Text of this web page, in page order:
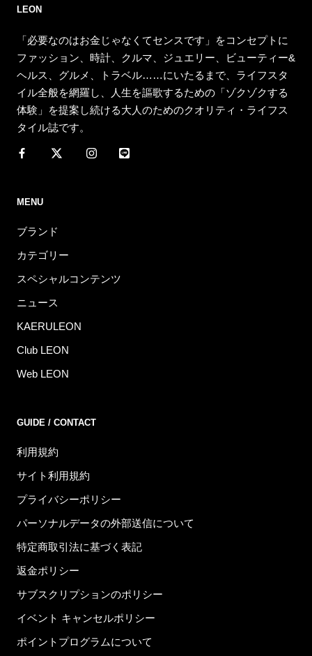
LEON
「必要なのはお金じゃなくてセンスです」をコンセプトに
ファッション、時計、クルマ、ジュエリー、ビューティー&
ヘルス、グルメ、トラベル……にいたるまで、ライフスタ
イル全般を網羅し、人生を謳歌するための「ゾクゾクする
体験」を提案し続ける大人のためのクオリティ・ライフス
タイル誌です。
MENU
ブランド
カテゴリー
スペシャルコンテンツ
ニュース
KAERULEON
Club LEON
Web LEON
GUIDE / CONTACT
利用規約
サイト利用規約
プライバシーポリシー
パーソナルデータの外部送信について
特定商取引法に基づく表記
返金ポリシー
サブスクリプションのポリシー
イベント キャンセルポリシー
ポイントプログラムについて